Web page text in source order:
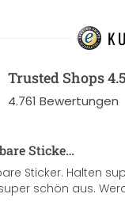
Trusted Shops
4.761 Bewertungen
Sticke…
Sticker. Halten
schön aus.